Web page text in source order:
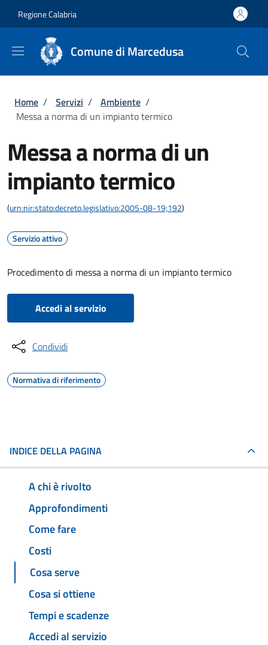
Regione Calabria
Comune di Marcedusa
Briciole di pane
Home / Servizi / Ambiente /
Messa a norma di un impianto termico
Messa a norma di un
impianto termico
(urn:nir:stato:decreto.legislativo:2005-08-19;192)
Servizio attivo
Procedimento di messa a norma di un impianto termico
Accedi al servizio
Condividi
Normativa di riferimento
INDICE DELLA PAGINA
A chi è rivolto
Approfondimenti
Come fare
Costi
Cosa serve
Cosa si ottiene
Tempi e scadenze
Accedi al servizio